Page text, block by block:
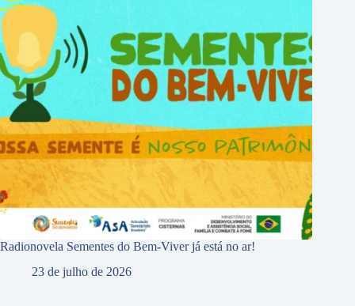
Radionovela Sementes do Bem-Viver já está no ar!
23 de julho de 2026